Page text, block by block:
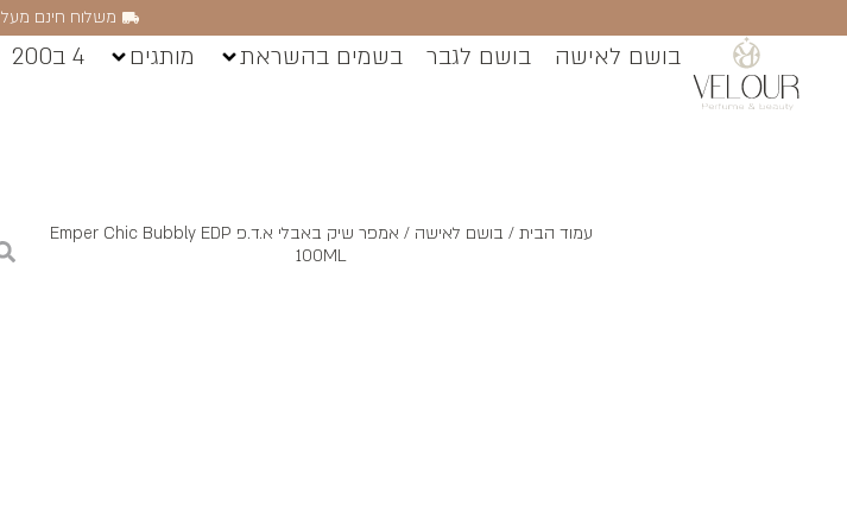
משלוח חינם מעל 299₪
בושם לאישה בושם לגבר בשמים בהשראת מותגים 4 ב200
עמוד הבית / בושם לאישה
/ אמפר שיק באבלי א.ד.פ Emper Chic Bubbly EDP
100ML